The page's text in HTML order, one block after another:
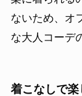
ないため、オ
な大人コーデ
着こなしで